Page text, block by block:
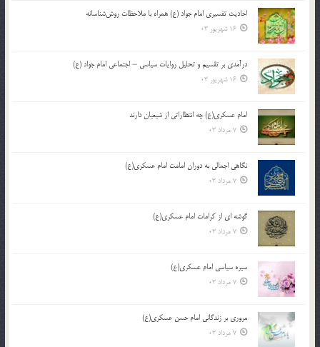
احادیث تفسیری امام جواد (ع) همراه با ملاحظات روش‌شناسانه
16 شهریور 03
درآمدی بر تقسیم و تحلیل روایات سیاسی – اجتماعی امام جواد (ع)
16 شهریور 03
امام عسکری(ع) چه انتظاراتی از شیعیان دارند
7 مرداد 03
نگاهی اجمالی به دوران امامت امام عسکری(ع)
7 مرداد 03
گوشه ای از کرامات امام عسکری(ع)
7 مرداد 03
سیره سیاسی امام عسکری(ع)
7 مرداد 03
مروری بر زندگانی امام حسن عسکری(ع)
7 مرداد 03